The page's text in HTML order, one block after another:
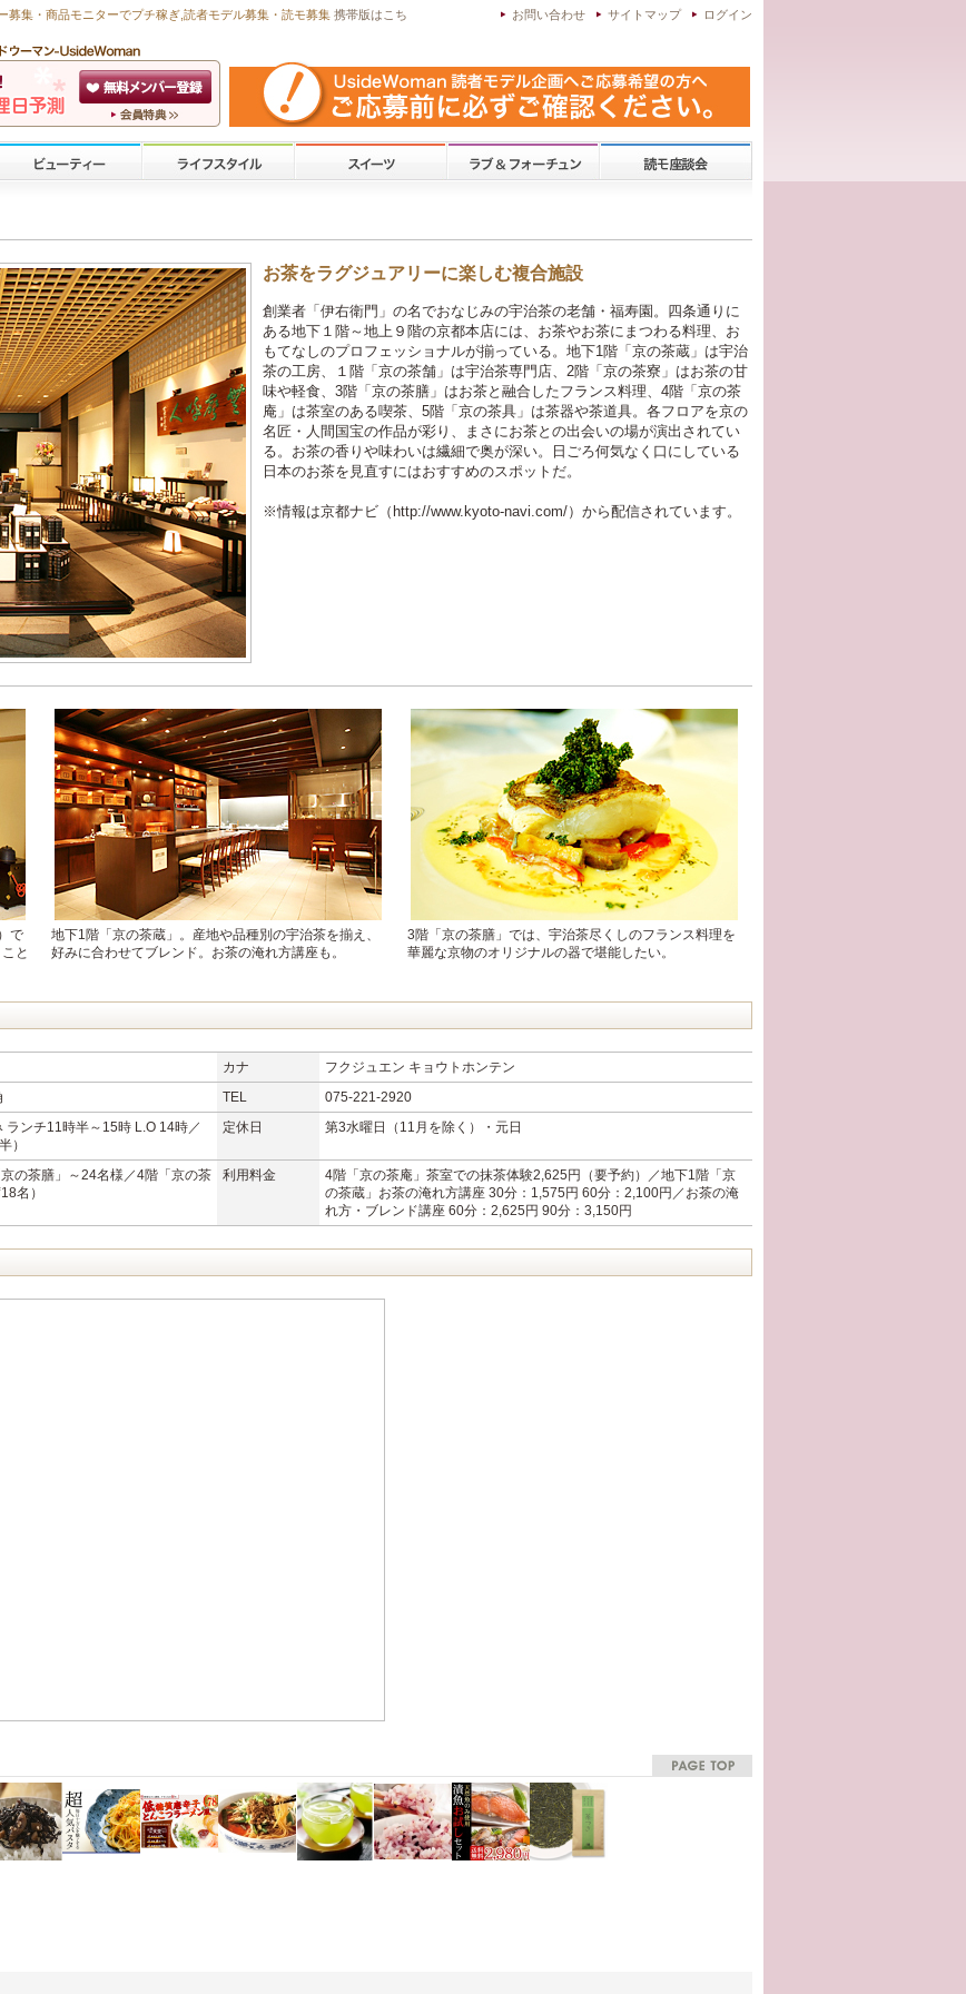
募集・商品モニターでプチ稼ぎ ,読者モデル募集・ 読モ募集 携帯版はこち
ログイン
サイトマップ
お問い合わせ
お茶をラグジュアリーに楽しむ複合施設
創業者「伊右衛門」の名でおなじみの宇治茶の老舗・福寿園。四条通りに
ある地下１階～地上９階の京都本店には、お茶やお茶にまつわる料理、お
もてなしのプロフェッショナルが揃っている。地下1階「京の茶蔵」は宇治
茶の工房、１階「京の茶舗」は宇治茶専門店、2階「京の茶寮」はお茶の甘
味や軽食、3階「京の茶膳」はお茶と融合したフランス料理、4階「京の茶
庵」は茶室のある喫茶、5階「京の茶具」は茶器や茶道具。各フロアを京の
名匠・人間国宝の作品が彩り、まさにお茶との出会いの場が演出されてい
る。お茶の香りや味わいは繊細で奥が深い。日ごろ何気なく口にしている
日本のお茶を見直すにはおすすめのスポットだ。
※情報は京都ナビ（http://www.kyoto-navi.com/）から配信されています。
で
と
地下1階「京の茶蔵」。産地や品種別の宇治茶を揃え、
好みに合わせてブレンド。お茶の淹れ方講座も。
3階「京の茶膳」では、宇治茶尽くしのフランス料理を
華麗な京物のオリジナルの器で堪能したい。
カナ
フクジュエン キョウトホンテン
TEL
075-221-2920
ンチ11時半～15時 L.O 14時／
）
定休日 第3水曜日（11月を除く）・元日
の茶膳」～24名様／4階「京の茶
名）
利用料金
4階「京の茶庵」茶室での抹茶体験2,625円（要予約）／地下1階「京
の茶蔵」お茶の淹れ方講座 30分：1,575円 60分：2,100円／お茶の淹
れ方・ブレンド講座 60分：2,625円 90分：3,150円